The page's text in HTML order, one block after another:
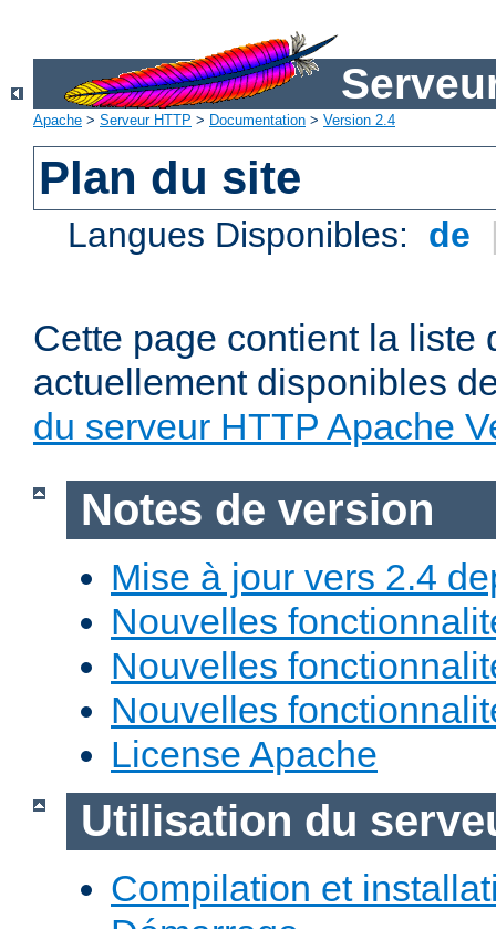
Apache > Serveur HTTP > Documentation > Version 2.4
Plan du site
Langues Disponibles: de
Cette page contient la liste
actuellement disponibles
du serveur HTTP Apache
Notes de version
Mise à jour vers 2.4
Nouvelles
Nouvelles
Nouvelles
License Apache
Utilisation du
Compilation et